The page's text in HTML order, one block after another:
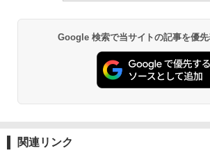
Google 検索で当サイトの記事を優
関連リンク